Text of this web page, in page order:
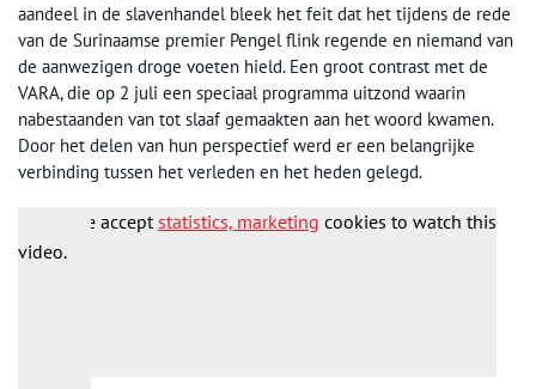
aandeel in de slavenhandel bleek het feit dat het tijdens de rede
van de Surinaamse premier Pengel flink regende en niemand van
de aanwezigen droge voeten hield. Een groot contrast met de
VARA, die op 2 juli een speciaal programma uitzond waarin
nabestaanden van tot slaaf gemaakten aan het woord kwamen.
Door het delen van hun perspectief werd er een belangrijke
verbinding tussen het verleden en het heden gelegd.
Please accept statistics, marketing cookies to watch this
video.